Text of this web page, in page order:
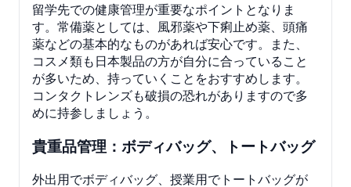
留学先での健康管理が重要なポイントとなりま
す。常備薬としては、風邪薬や下痢止め薬、頭痛
薬などの基本的なものがあれば安心です。また、
コスメ類も日本製品の方が自分に合っていること
が多いため、持っていくことをおすすめします。
コンタクトレンズも破損の恐れがありますので多
めに持参しましょう。
貴重品管理：ボディバッグ、トートバッグ
外出用でボディバッグ、授業用でトートバッグが